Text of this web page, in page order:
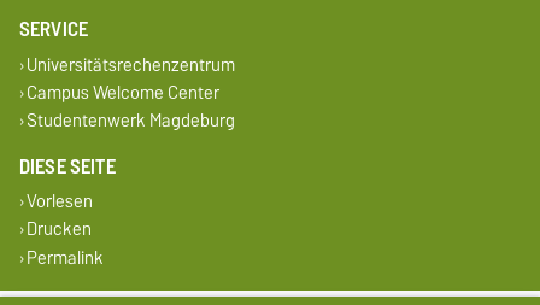
SERVICE
Universitätsrechenzentrum
Campus Welcome Center
Studentenwerk Magdeburg
DIESE SEITE
Vorlesen
Drucken
Permalink